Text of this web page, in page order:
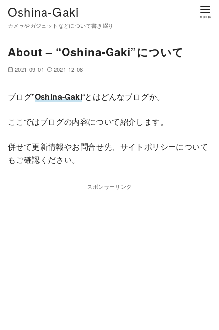
Oshina-Gaki
カメラやガジェットなどについて書き綴り
About – “Oshina-Gaki”について
2021-09-01 2021-12-08
ブログ”Oshina-Gaki“とはどんなブログか。
ここではブログの内容について紹介します。
併せて更新情報やお問合せ先、サイトポリシーについて
もご確認ください。
スポンサーリンク